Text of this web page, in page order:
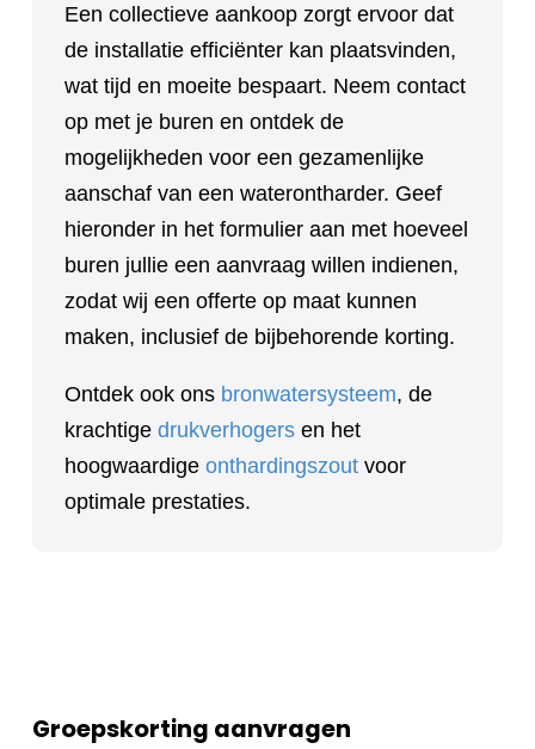
Een collectieve aankoop zorgt ervoor dat
de installatie efficiënter kan plaatsvinden,
wat tijd en moeite bespaart. Neem contact
op met je buren en ontdek de
mogelijkheden voor een gezamenlijke
aanschaf van een waterontharder. Geef
hieronder in het formulier aan met hoeveel
buren jullie een aanvraag willen indienen,
zodat wij een offerte op maat kunnen
maken, inclusief de bijbehorende korting.
Ontdek ook ons bronwatersysteem, de
krachtige drukverhogers en het
hoogwaardige onthardingszout voor
optimale prestaties.
Groepskorting aanvragen